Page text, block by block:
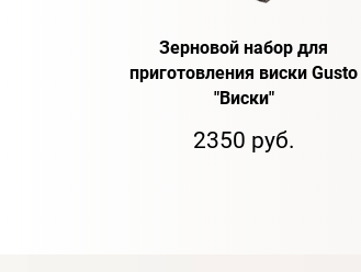
Зерновой набор для
приготовления виски Gusto
"Виски"
2350 руб.